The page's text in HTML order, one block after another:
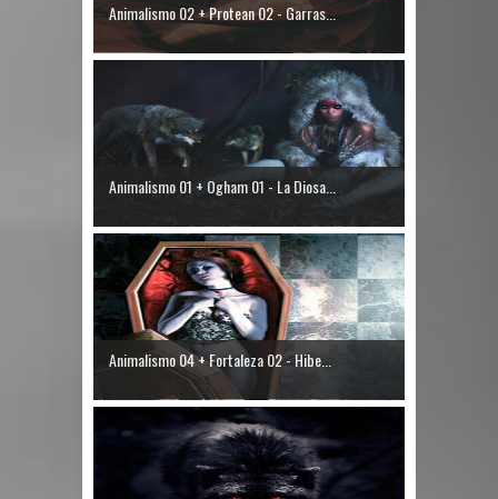
Animalismo 02 + Protean 02 - Garras...
Animalismo 01 + Ogham 01 - La Diosa...
Animalismo 04 + Fortaleza 02 - Hibe...